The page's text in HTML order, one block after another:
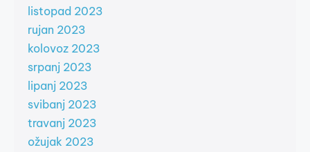
listopad 2023
rujan 2023
kolovoz 2023
srpanj 2023
lipanj 2023
svibanj 2023
travanj 2023
ožujak 2023